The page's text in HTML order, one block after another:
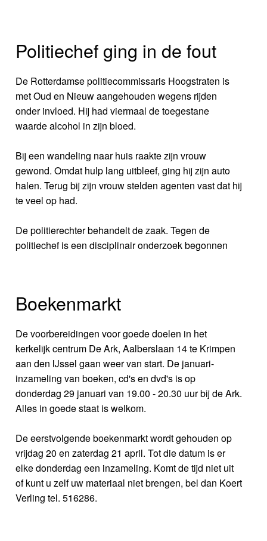
Politiechef ging in de fout
De Rotterdamse politiecommissaris Hoogstraten is
met Oud en Nieuw aangehouden wegens rijden
onder invloed. Hij had viermaal de toegestane
waarde alcohol in zijn bloed.
Bij een wandeling naar huis raakte zijn vrouw
gewond. Omdat hulp lang uitbleef, ging hij zijn auto
halen. Terug bij zijn vrouw stelden agenten vast dat hij
te veel op had.
De politierechter behandelt de zaak. Tegen de
politiechef is een disciplinair onderzoek begonnen
Boekenmarkt
De voorbereidingen voor goede doelen in het
kerkelijk centrum De Ark, Aalberslaan 14 te Krimpen
aan den IJssel gaan weer van start. De januari-
inzameling van boeken, cd's en dvd's is op
donderdag 29 januari van 19.00 - 20.30 uur bij de Ark.
Alles in goede staat is welkom.
De eerstvolgende boekenmarkt wordt gehouden op
vrijdag 20 en zaterdag 21 april. Tot die datum is er
elke donderdag een inzameling. Komt de tijd niet uit
of kunt u zelf uw materiaal niet brengen, bel dan Koert
Verling tel. 516286.